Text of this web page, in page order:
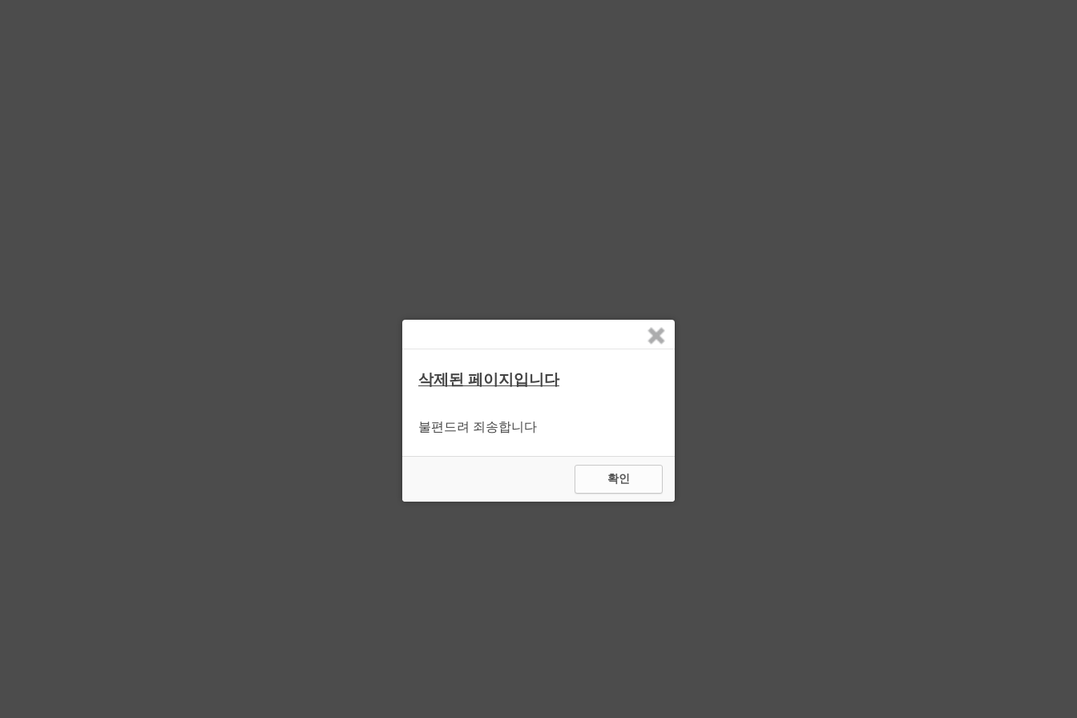
삭제된 페이지입니다
불편드려 죄송합니다
확인